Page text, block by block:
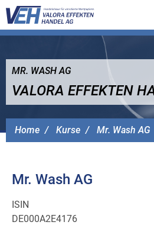
Home Kurse Mr. Wash AG
MR. WASH AG
VALORA EFFEKTEN
Mr. Wash AG
ISIN
DE000A2E4176